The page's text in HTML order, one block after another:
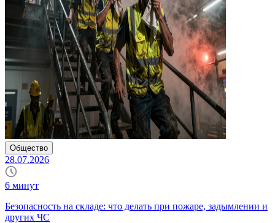
Общество
28.07.2026
6 минут
Безопасность на складе: что делать при пожаре, задымлении и
других ЧС